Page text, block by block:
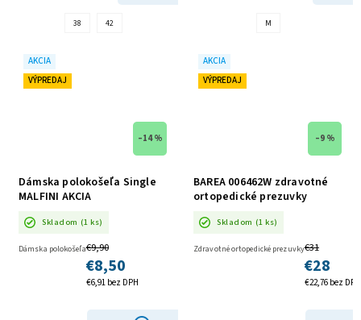
38 42 M
AKCIA
VÝPREDAJ
–14 %
Dámska polokošeľa Single
MALFINI AKCIA
Skladom (1 ks)
€6,91 bez DPH
€9,90
€8,50
Dámska polokošeľa
AKCIA
VÝPREDAJ
–9 %
BAREA 006462W zdravotné
ortopedické prezuvky
Skladom (1 ks)
€22,76 bez DPH
€31
€28
Zdravotné ortopedické prezuvky